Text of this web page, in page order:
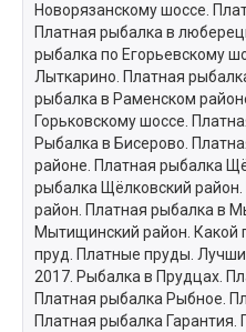
Новорязанскому шоссе.
Платная рыбалка в
рыбалка по Егорьевскому
Лыткарино. Платная
рыбалка в Раменском
Горьковскому шоссе.
Рыбалка в Бисерово.
районе. Платная рыбалка
рыбалка Щёлковский
район. Платная рыбалка в
Мытищинский район. Какой
пруд. Платные пруды.
2017. Рыбалка в Прудцах.
Платная рыбалка Рыбное.
Платная рыбалка Гарантия.